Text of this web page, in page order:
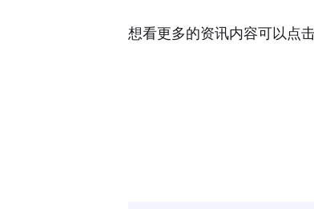
想看更多的资讯内容可以点